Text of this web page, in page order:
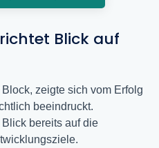
Blick auf
zeigte sich vom Erfolg
beeindruckt.
bereits auf die